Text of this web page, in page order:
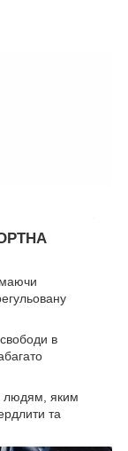
в
людям, яким
та